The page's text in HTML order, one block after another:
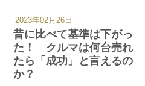
昔に比べて基準は下がっ
た！ クルマは何台売れ
たら「成功」と言えるの
か？
2023年02月26日